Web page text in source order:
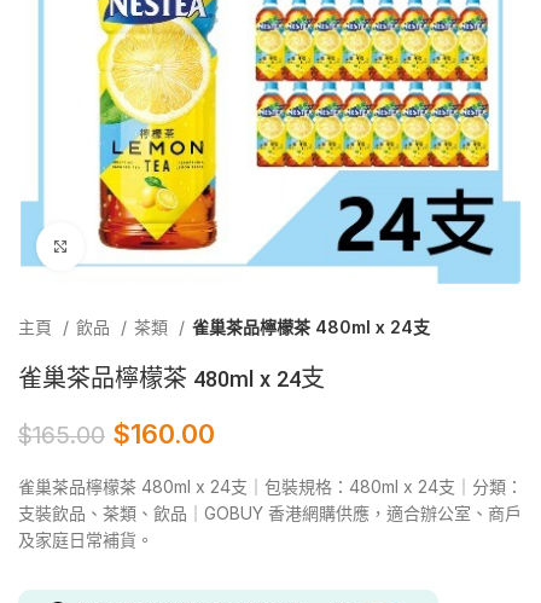
Click to enlarge
主頁 飲品 茶類 雀巢茶品檸檬茶 480ml x 24支
雀巢茶品檸檬茶 480ml x 24支
$165.00 $160.00
雀巢茶品檸檬茶 480ml x 24支｜包裝規格：480ml x 24支｜分類：
支裝飲品、茶類、飲品｜GOBUY 香港網購供應，適合辦公室、商戶
及家庭日常補貨。